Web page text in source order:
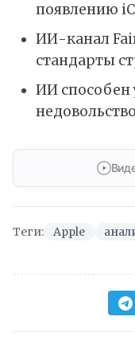
появлению
ИИ-канал
стандарты
ИИ способен
Теги: Apple